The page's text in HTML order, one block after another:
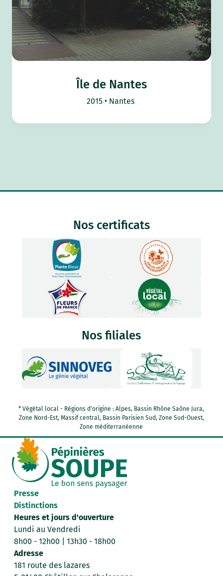
Île de Nantes
2015 Nantes
Nos certificats
Nos filiales
* Végétal local - Régions d'origine : Alpes, Bassin Rhône Saône Jura,
Zone Nord-Est, Massif central, Bassin Parisien Sud, Zone Sud-Ouest,
Zone méditerranéenne
Presse
Distinctions
Heures et jours d'ouverture
Lundi au Vendredi
8h00 - 12h00 | 13h30 - 18h00
Adresse
181 route des lazares